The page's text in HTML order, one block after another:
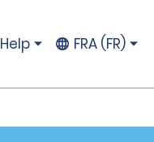
Help FRA (FR)